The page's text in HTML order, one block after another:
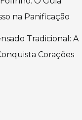
na Panificação
Tradicional: A
Corações